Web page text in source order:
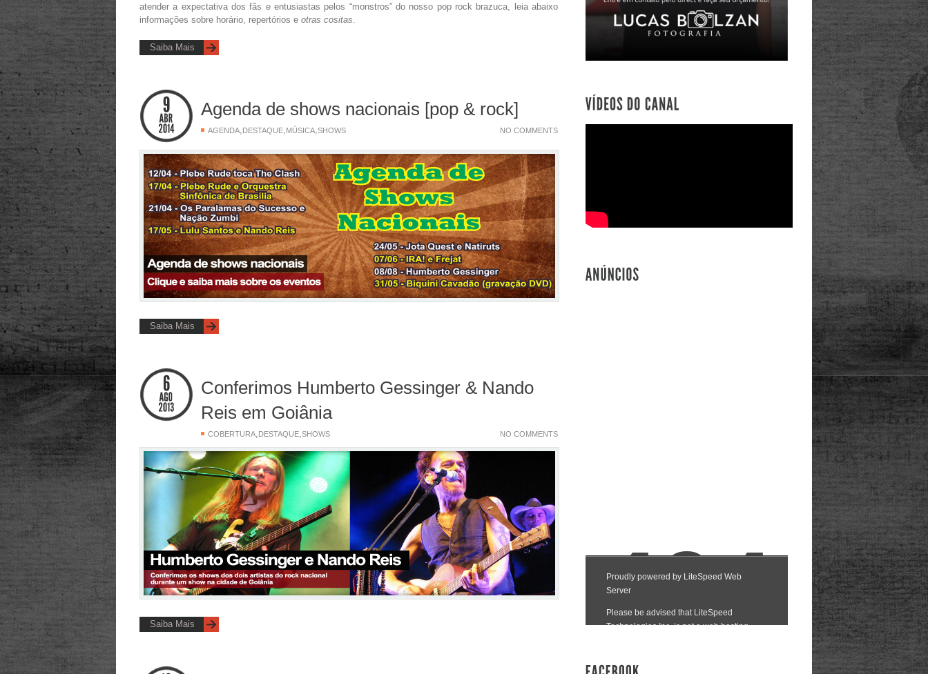
atender a expectativa dos fãs e entusiastas pelos “monstros” do nosso pop rock brazuca, leia abaixo
informações sobre horário, repertórios e otras cositas.
Saiba Mais
Agenda de shows nacionais [pop & rock]
AGENDA DESTAQUE MÚSICA SHOWS NO COMMENTS
Saiba Mais
Conferimos Humberto Gessinger & Nando
Reis em Goiânia
COBERTURA, DESTAQUE,SHOWS NO COMMENTS
Saiba Mais